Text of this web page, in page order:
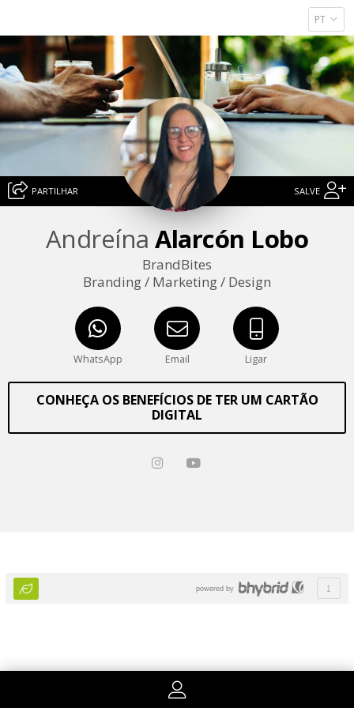
PT
PARTILHAR SALVE
AndreínaAlarcón Lobo
BrandBites
Branding / Marketing / Design
WhatsApp Email Ligar
CONHEÇA OS BENEFÍCIOS DE TER UM CARTÃO
DIGITAL
powered by